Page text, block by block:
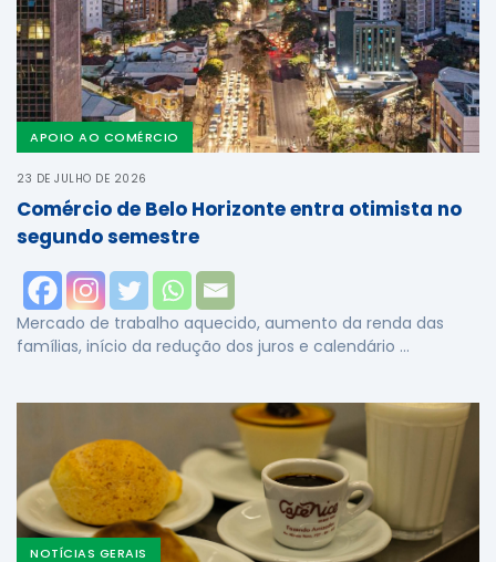
APOIO AO COMÉRCIO
23 DE JULHO DE 2026
Comércio de Belo Horizonte entra otimista no
segundo semestre
Mercado de trabalho aquecido, aumento da renda das
famílias, início da redução dos juros e calendário …
NOTÍCIAS GERAIS